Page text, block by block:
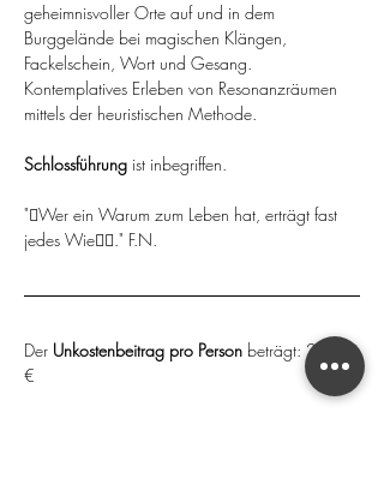
geheimnisvoller Orte auf und in dem
Burggelände bei magischen Klängen,
Fackelschein, Wort und Gesang.
Kontemplatives Erleben von Resonanzräumen
mittels der heuristischen Methode.
Schlossführung ist inbegriffen.
"􏰀Wer ein Warum zum Leben hat, erträgt fast
jedes Wie􏰄􏰁." F.N.
Der Unkostenbeitrag pro Person beträgt: 20,00
€